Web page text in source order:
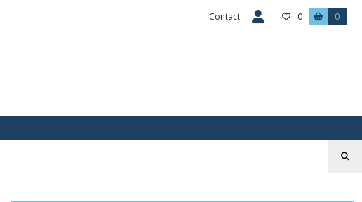
Contact 0 0